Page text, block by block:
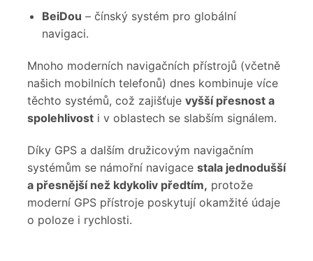
BeiDou – čínský systém pro globální
navigaci.
Mnoho moderních navigačních přístrojů (včetně
našich mobilních telefonů) dnes kombinuje více
těchto systémů, což zajišťuje vyšší přesnost a
spolehlivost i v oblastech se slabším signálem.
Díky GPS a dalším družicovým navigačním
systémům se námořní navigace stala jednodušší
a přesnější než kdykoliv předtím, protože
moderní GPS přístroje poskytují okamžité údaje
o poloze i rychlosti.